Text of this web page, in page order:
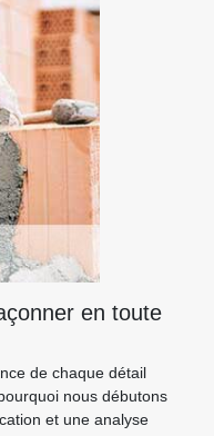
en toute
de chaque détail
nous débutons
et une analyse